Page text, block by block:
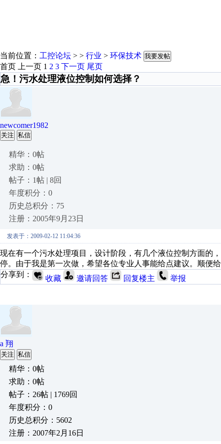
当前位置： 工控论坛 > > 行业 > 环保技术 我要发帖
首页 上一页 1 2 3 下一页 尾页
急！污水处理液位控制如何选择？
newcomer1982
关注 私信
精华：0帖
求助：0帖
帖子：1帖 | 8回
年度积分：0
历史总积分：75
注册：2005年9月23日
发表于：2009-02-12 11:04:36
现在有一个污水处理项目，设计阶段，有几个液位控制方面的
停。由于我是第一次做，希望各位专业人事能给点建议。顺便
分享到：
收藏 邀请回答 回复楼主 举报
a 翔
关注 私信
精华：0帖
求助：0帖
帖子：26帖 | 1769回
年度积分：0
历史总积分：5602
注册：2007年2月16日